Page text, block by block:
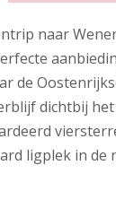
naar
de
dichtbij
ligplek in de